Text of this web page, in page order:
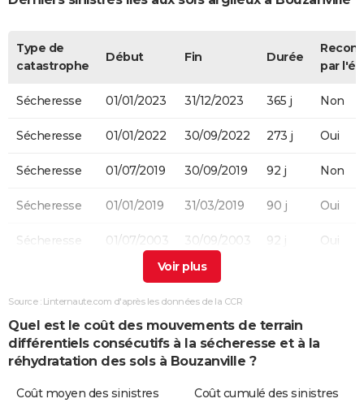
Type de
catastrophe
Début Fin Durée
par
Sécheresse 01/01/2023 31/12/2023 365 j Non
Sécheresse 01/01/2022 30/09/2022 273 j Oui
Sécheresse 01/07/2019 30/09/2019 92 j Non
Sécheresse 01/01/2019 31/03/2019 90 j Oui
Sécheresse 01/07/2003 30/09/2003 92 j Oui
01/08/1989 31/12/1992
Source : Linternaute.com d'après les données de la CCR
Quel est le coût des mouvements de terrain
différentiels consécutifs à la sécheresse et à la
réhydratation des sols à Bouzanville ?
Coût moyen des sinistres
Coût cumulé des sinistres